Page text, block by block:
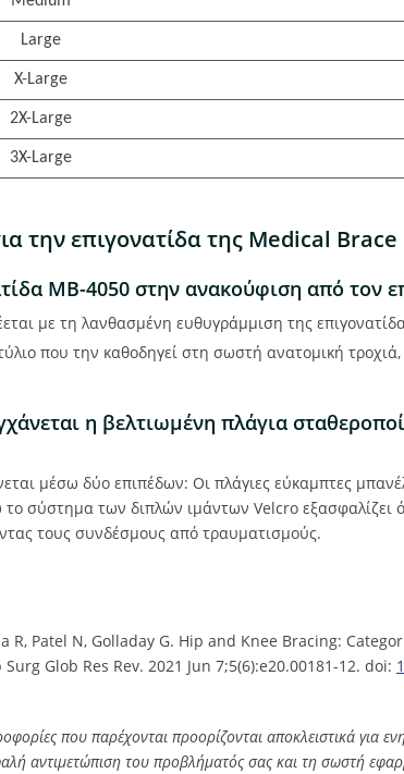
Large
X-Large
2X-Large
3X-Large
την επιγονατίδα της Medical Brace
MB-4050 στην ανακούφιση από τον
με τη λανθασμένη ευθυγράμμιση της
που την καθοδηγεί στη σωστή ανατομική
η βελτιωμένη πλάγια
μέσω δύο επιπέδων: Οι πλάγιες εύκαμπτες
το σύστημα των διπλών ιμάντων Velcro
τους συνδέσμους από τραυματισμούς.
R, Patel N, Golladay G. Hip and Knee Bracing:
Glob Res Rev. 2021 Jun 7;5(6):e20.00181-12. doi:
που παρέχονται προορίζονται αποκλειστικά για
αντιμετώπιση του προβλήματός σας και τη σωστή